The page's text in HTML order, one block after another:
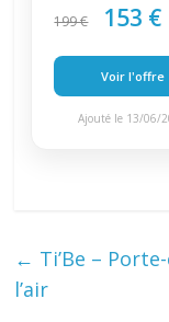
199 € 153 €
Voir l'offre
Ajouté le 13/06/
← Ti’Be –
l’air